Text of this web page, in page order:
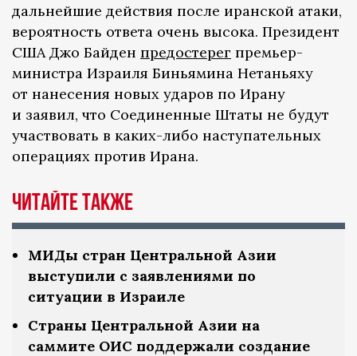
дальнейшие действия после иранской атаки,
вероятность ответа очень высока. Президент
США Джо Байден предостерег премьер-
министра Израиля Биньямина Нетаньяху
от нанесения новых ударов по Ирану
и заявил, что Соединенные Штаты не будут
участвовать в каких-либо наступательных
операциях против Ирана.
Читайте также
МИДы стран Центральной Азии
выступили с заявлениями по
ситуации в Израиле
Страны Центральной Азии на
саммите ОИС поддержали создание